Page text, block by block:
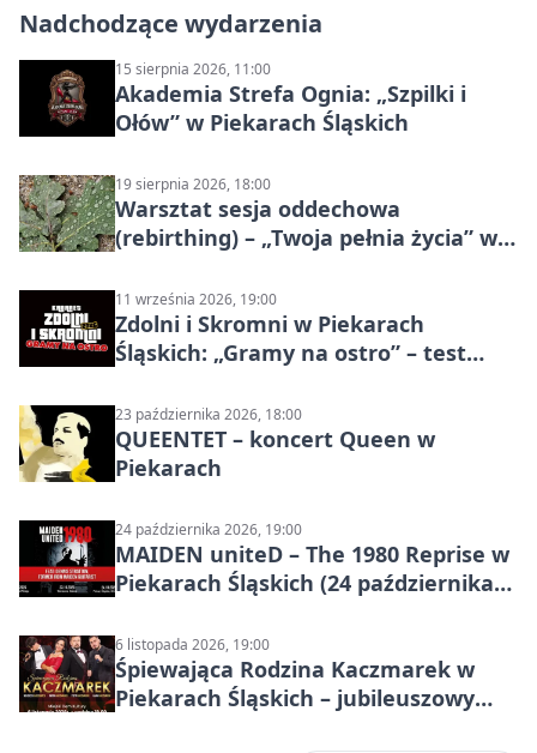
Nadchodzące wydarzenia
15 sierpnia 2026, 11:00
Akademia Strefa Ognia: „Szpilki i
Ołów” w Piekarach Śląskich
19 sierpnia 2026, 18:00
Warsztat sesja oddechowa
(rebirthing) – „Twoja pełnia życia” w
11 września 2026, 19:00
Zdolni i Skromni w Piekarach
Śląskich: „Gramy na ostro” – test
23 października 2026, 18:00
QUEENTET – koncert Queen w
Piekarach
24 października 2026, 19:00
MAIDEN uniteD – The 1980 Reprise w
Piekarach Śląskich (24 października
6 listopada 2026, 19:00
Śpiewająca Rodzina Kaczmarek w
Piekarach Śląskich – jubileuszowy